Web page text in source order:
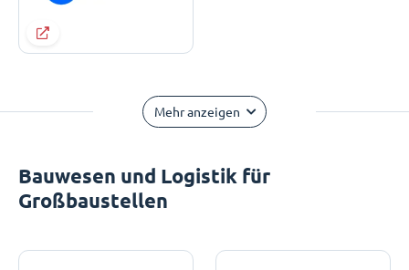
Mehr anzeigen
Bauwesen und Logistik für
Großbaustellen